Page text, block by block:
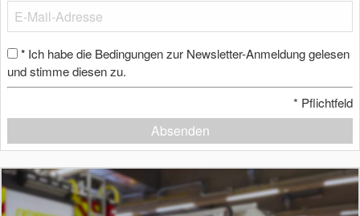
* Ich habe die Bedingungen zur Newsletter-Anmeldung gelesen
und stimme diesen zu.
* Pflichtfeld
Absenden